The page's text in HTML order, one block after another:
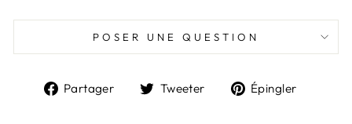
POSER UNE QUESTION
Partager
PartagerTweeter
TweeterÉpingler